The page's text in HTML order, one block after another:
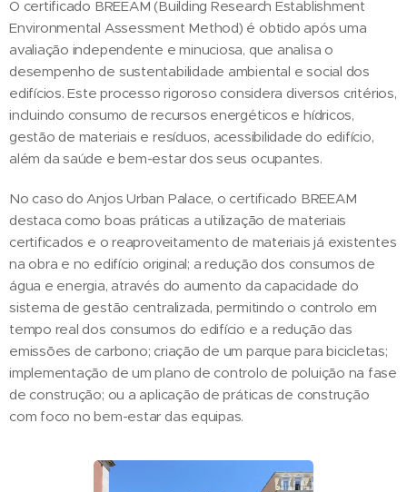
O certificado BREEAM (Building Research Establishment
Environmental Assessment Method) é obtido após uma
avaliação independente e minuciosa, que analisa o
desempenho de sustentabilidade ambiental e social dos
edifícios. Este processo rigoroso considera diversos critérios,
incluindo consumo de recursos energéticos e hídricos,
gestão de materiais e resíduos, acessibilidade do edifício,
além da saúde e bem-estar dos seus ocupantes.
No caso do Anjos Urban Palace, o certificado BREEAM
destaca como boas práticas a utilização de materiais
certificados e o reaproveitamento de materiais já existentes
na obra e no edifício original; a redução dos consumos de
água e energia, através do aumento da capacidade do
sistema de gestão centralizada, permitindo o controlo em
tempo real dos consumos do edifício e a redução das
emissões de carbono; criação de um parque para bicicletas;
implementação de um plano de controlo de poluição na fase
de construção; ou a aplicação de práticas de construção
com foco no bem-estar das equipas.